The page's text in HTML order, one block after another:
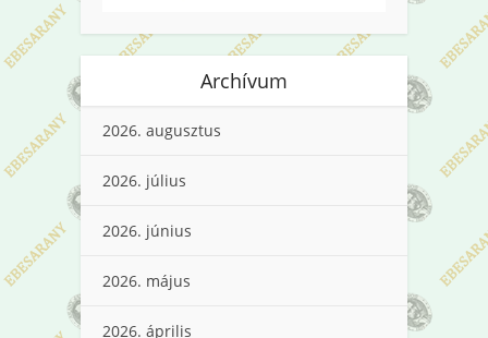
Archívum
2026. augusztus
2026. július
2026. június
2026. május
2026. április